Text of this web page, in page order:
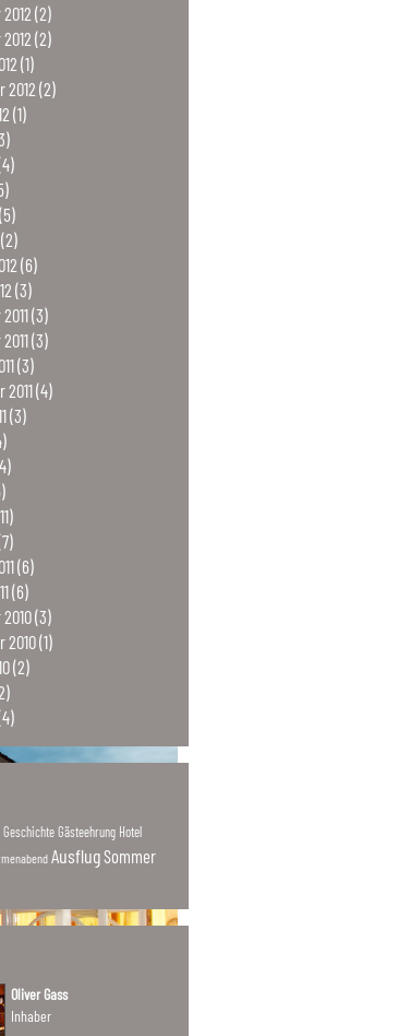
2012 (2)
2012 (2)
(1)
2012 (2)
(1)
(5)
(2)
(6)
(3)
2011(3)
2011(3)
(3)
2011(4)
(3)
(6)
(6)
2010(3)
2010(1)
(2)
Geschichte Gästeehrung Hotel
AusflugSommer
Oliver Gass
Inhaber